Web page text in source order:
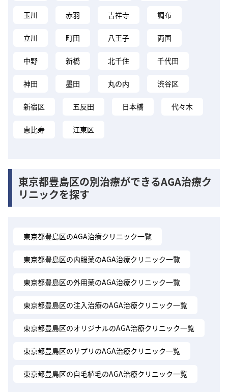
玉川 赤羽 吉祥寺 調布
立川 町田 八王子 両国
中野 新橋 北千住 千代田
神田 墨田 丸の内 渋谷区
新宿区 五反田 日本橋 代々木
恵比寿 江東区
東京都豊島区の別治療ができるAGA治療ク
リニックを探す
東京都豊島区のAGA治療クリニック一覧
東京都豊島区の内服薬のAGA治療クリニック一覧
東京都豊島区の外用薬のAGA治療クリニック一覧
東京都豊島区の注入治療のAGA治療クリニック一覧
東京都豊島区のオリジナルのAGA治療クリニック一覧
東京都豊島区のサプリのAGA治療クリニック一覧
東京都豊島区の自毛植毛のAGA治療クリニック一覧